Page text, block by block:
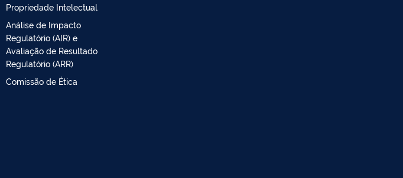
Propriedade Intelectual
Análise de Impacto
Regulatório (AIR) e
Avaliação de Resultado
Regulatório (ARR)
Comissão de Ética